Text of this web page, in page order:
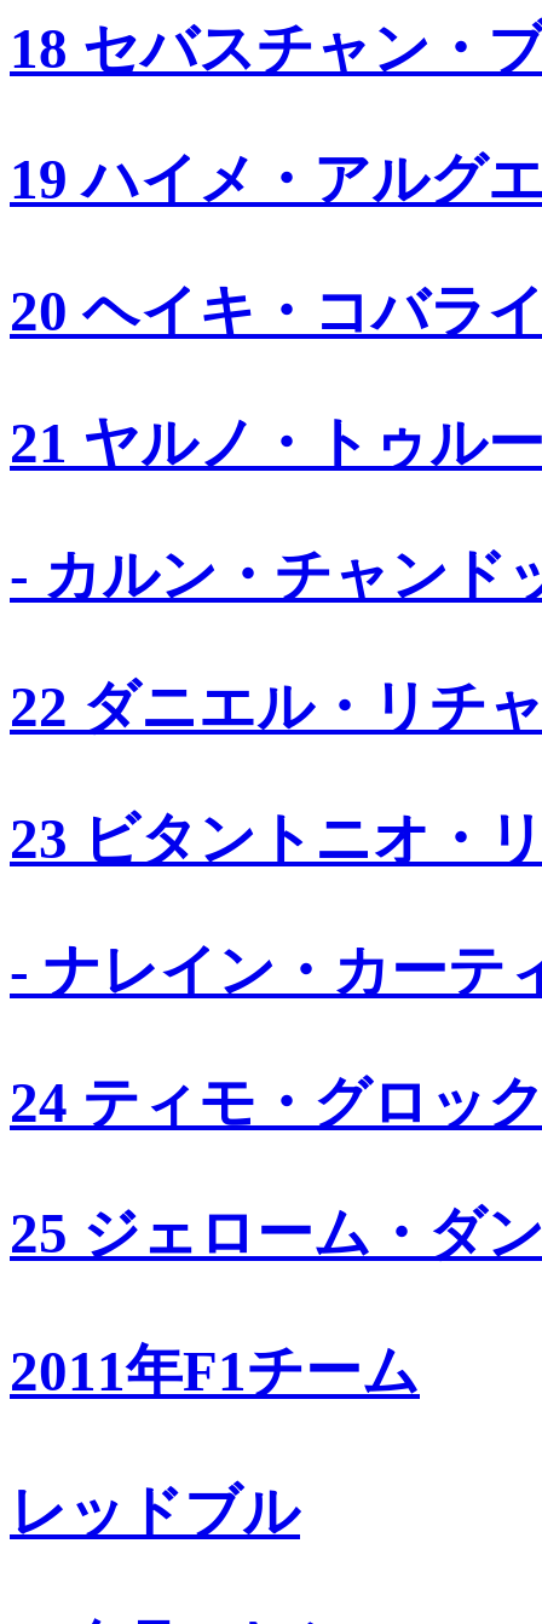
18 セバスチャン・
19 ハイメ・アルグ
20 ヘイキ・コバラ
21 ヤルノ・トゥル
- カルン・チャンド
22 ダニエル・リチ
23 ビタントニオ・
- ナレイン・カーテ
24 ティモ・グロッ
25 ジェローム・ダ
2011年F1チーム
レッドブル